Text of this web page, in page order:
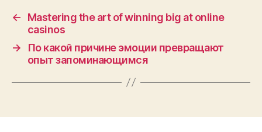
←
Mastering the art of winning big at online
casinos
→
По какой причине эмоции превращают
опыт запоминающимся